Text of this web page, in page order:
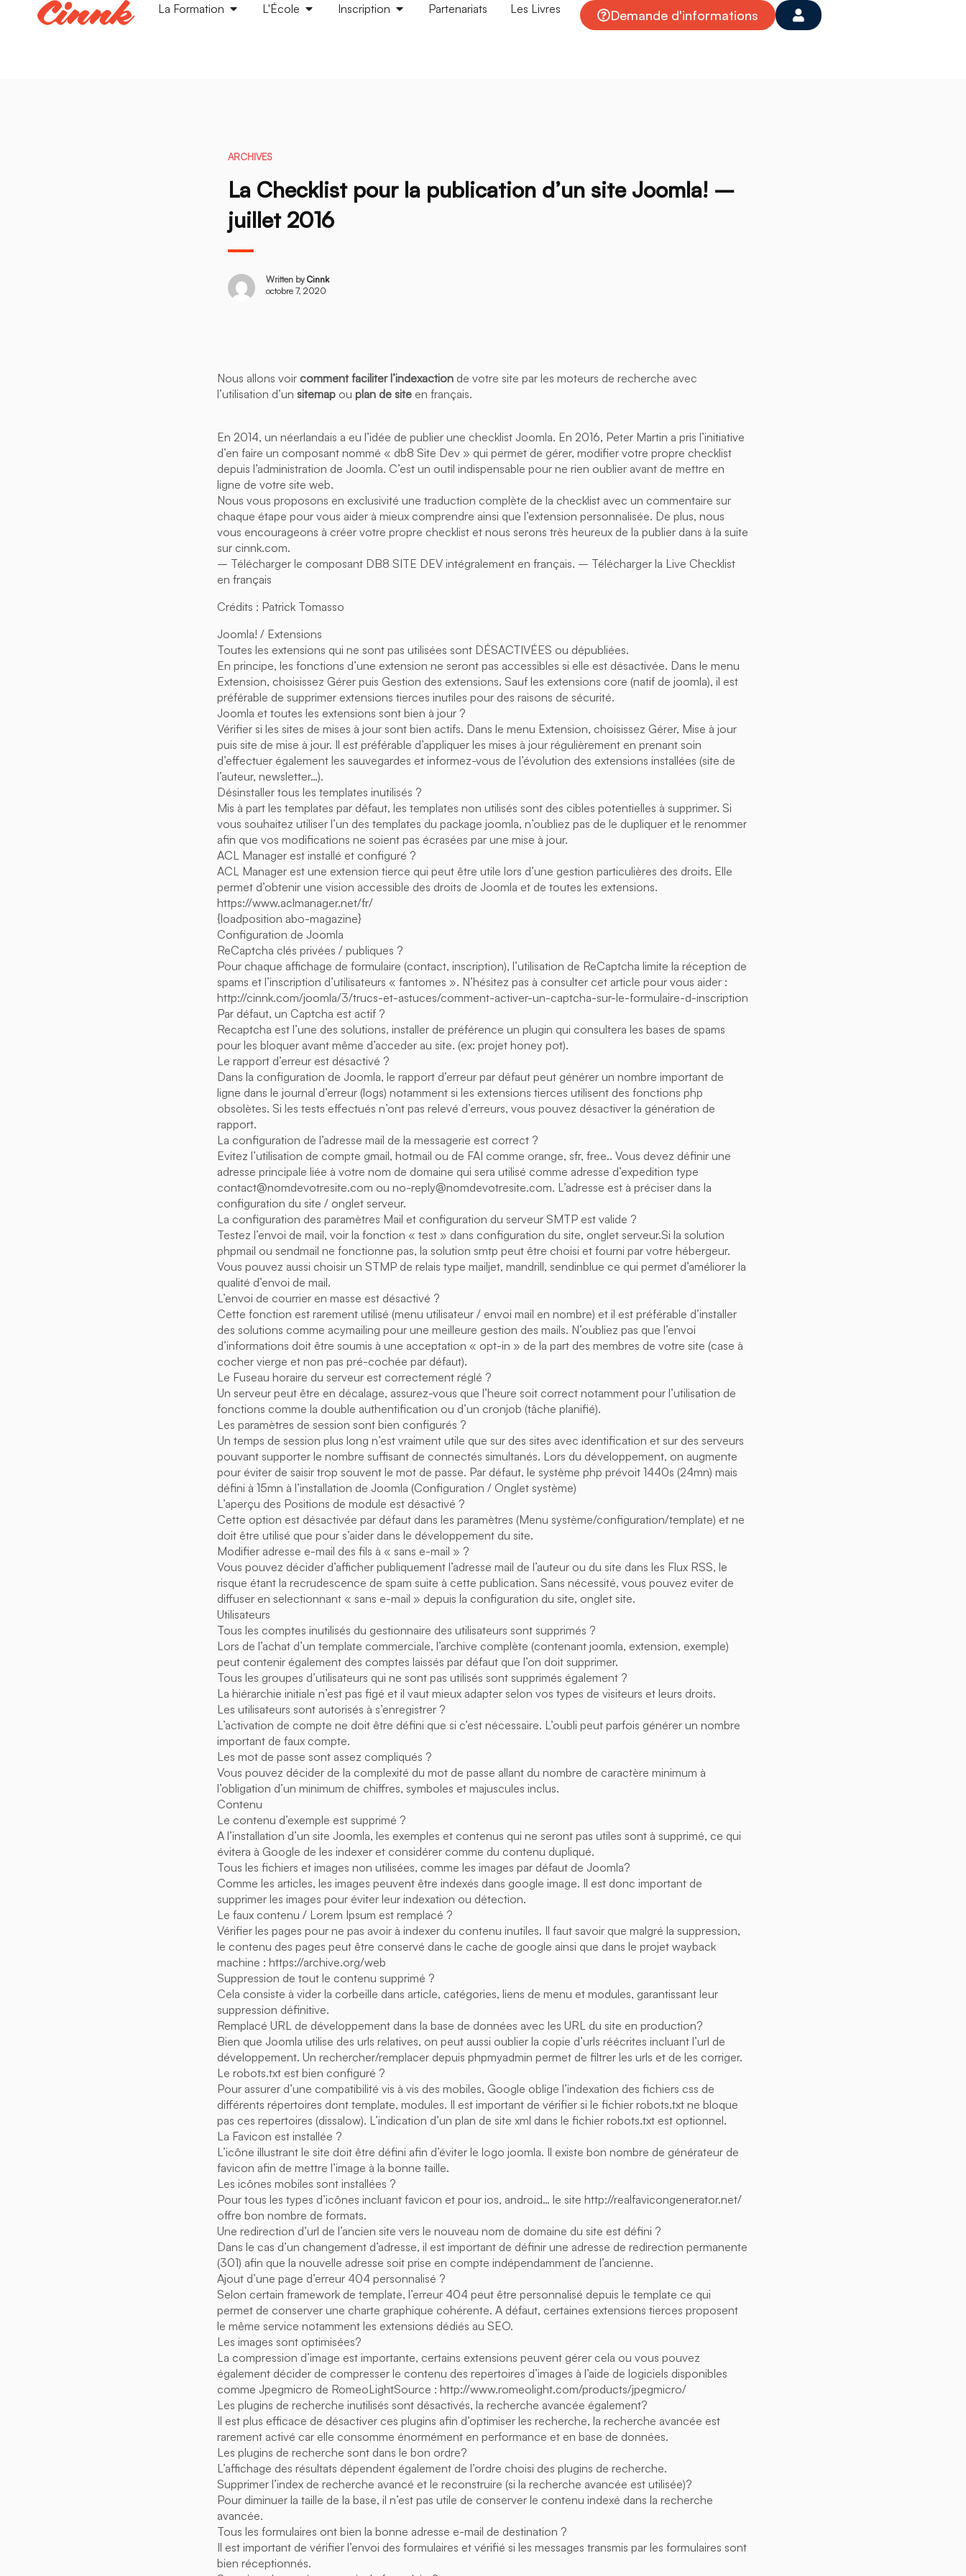
La Formation L'École Inscription Partenariats Les Livres Demande d'informations
ARCHIVES
La Checklist pour la publication d’un site Joomla! –
juillet 2016
Written by Cinnk
octobre 7, 2020
Nous allons voir comment faciliter l’indexaction de votre site par les moteurs de recherche avec
l’utilisation d’un sitemap ou plan de site en français.
En 2014, un néerlandais a eu l’idée de publier une checklist Joomla. En 2016, Peter Martin a pris l’initiative
d’en faire un composant nommé « db8 Site Dev » qui permet de gérer, modifier votre propre checklist
depuis l’administration de Joomla. C’est un outil indispensable pour ne rien oublier avant de mettre en
ligne de votre site web.
Nous vous proposons en exclusivité une traduction complète de la checklist avec un commentaire sur
chaque étape pour vous aider à mieux comprendre ainsi que l’extension personnalisée. De plus, nous
vous encourageons à créer votre propre checklist et nous serons très heureux de la publier dans à la suite
sur cinnk.com.
– Télécharger le composant DB8 SITE DEV intégralement en français. – Télécharger la Live Checklist
en français
Crédits : Patrick Tomasso
Joomla! / Extensions
Toutes les extensions qui ne sont pas utilisées sont DÉSACTIVÉES ou dépubliées.
En principe, les fonctions d’une extension ne seront pas accessibles si elle est désactivée. Dans le menu
Extension, choisissez Gérer puis Gestion des extensions. Sauf les extensions core (natif de joomla), il est
préférable de supprimer extensions tierces inutiles pour des raisons de sécurité.
Joomla et toutes les extensions sont bien à jour ?
Vérifier si les sites de mises à jour sont bien actifs. Dans le menu Extension, choisissez Gérer, Mise à jour
puis site de mise à jour. Il est préférable d’appliquer les mises à jour régulièrement en prenant soin
d’effectuer également les sauvegardes et informez-vous de l’évolution des extensions installées (site de
l’auteur, newsletter…).
Désinstaller tous les templates inutilisés ?
Mis à part les templates par défaut, les templates non utilisés sont des cibles potentielles à supprimer. Si
vous souhaitez utiliser l’un des templates du package joomla, n’oubliez pas de le dupliquer et le renommer
afin que vos modifications ne soient pas écrasées par une mise à jour.
ACL Manager est installé et configuré ?
ACL Manager est une extension tierce qui peut être utile lors d’une gestion particulières des droits. Elle
permet d’obtenir une vision accessible des droits de Joomla et de toutes les extensions.
https://www.aclmanager.net/fr/
{loadposition abo-magazine}
Configuration de Joomla
ReCaptcha clés privées / publiques ?
Pour chaque affichage de formulaire (contact, inscription), l’utilisation de ReCaptcha limite la réception de
spams et l’inscription d’utilisateurs « fantomes ». N’hésitez pas à consulter cet article pour vous aider :
http://cinnk.com/joomla/3/trucs-et-astuces/comment-activer-un-captcha-sur-le-formulaire-d-inscription
Par défaut, un Captcha est actif ?
Recaptcha est l’une des solutions, installer de préférence un plugin qui consultera les bases de spams
pour les bloquer avant même d’acceder au site. (ex: projet honey pot).
Le rapport d’erreur est désactivé ?
Dans la configuration de Joomla, le rapport d’erreur par défaut peut générer un nombre important de
ligne dans le journal d’erreur (logs) notamment si les extensions tierces utilisent des fonctions php
obsolètes. Si les tests effectués n’ont pas relevé d’erreurs, vous pouvez désactiver la génération de
rapport.
La configuration de l’adresse mail de la messagerie est correct ?
Evitez l’utilisation de compte gmail, hotmail ou de FAI comme orange, sfr, free.. Vous devez définir une
adresse principale liée à votre nom de domaine qui sera utilisé comme adresse d’expedition type
contact@nomdevotresite.com ou no-reply@nomdevotresite.com. L’adresse est à préciser dans la
configuration du site / onglet serveur.
La configuration des paramètres Mail et configuration du serveur SMTP est valide ?
Testez l’envoi de mail, voir la fonction « test » dans configuration du site, onglet serveur.Si la solution
phpmail ou sendmail ne fonctionne pas, la solution smtp peut être choisi et fourni par votre hébergeur.
Vous pouvez aussi choisir un STMP de relais type mailjet, mandrill, sendinblue ce qui permet d’améliorer la
qualité d’envoi de mail.
L’envoi de courrier en masse est désactivé ?
Cette fonction est rarement utilisé (menu utilisateur / envoi mail en nombre) et il est préférable d’installer
des solutions comme acymailing pour une meilleure gestion des mails. N’oubliez pas que l’envoi
d’informations doit être soumis à une acceptation « opt-in » de la part des membres de votre site (case à
cocher vierge et non pas pré-cochée par défaut).
Le Fuseau horaire du serveur est correctement réglé ?
Un serveur peut être en décalage, assurez-vous que l’heure soit correct notamment pour l’utilisation de
fonctions comme la double authentification ou d’un cronjob (tâche planifié).
Les paramètres de session sont bien configurés ?
Un temps de session plus long n’est vraiment utile que sur des sites avec identification et sur des serveurs
pouvant supporter le nombre suffisant de connectés simultanés. Lors du développement, on augmente
pour éviter de saisir trop souvent le mot de passe. Par défaut, le système php prévoit 1440s (24mn) mais
défini à 15mn à l’installation de Joomla (Configuration / Onglet système)
L’aperçu des Positions de module est désactivé ?
Cette option est désactivée par défaut dans les paramètres (Menu système/configuration/template) et ne
doit être utilisé que pour s’aider dans le développement du site.
Modifier adresse e-mail des fils à « sans e-mail » ?
Vous pouvez décider d’afficher publiquement l’adresse mail de l’auteur ou du site dans les Flux RSS, le
risque étant la recrudescence de spam suite à cette publication. Sans nécessité, vous pouvez eviter de
diffuser en selectionnant « sans e-mail » depuis la configuration du site, onglet site.
Utilisateurs
Tous les comptes inutilisés du gestionnaire des utilisateurs sont supprimés ?
Lors de l’achat d’un template commerciale, l’archive complète (contenant joomla, extension, exemple)
peut contenir également des comptes laissés par défaut que l’on doit supprimer.
Tous les groupes d’utilisateurs qui ne sont pas utilisés sont supprimés également ?
La hiérarchie initiale n’est pas figé et il vaut mieux adapter selon vos types de visiteurs et leurs droits.
Les utilisateurs sont autorisés à s’enregistrer ?
L’activation de compte ne doit être défini que si c’est nécessaire. L’oubli peut parfois générer un nombre
important de faux compte.
Les mot de passe sont assez compliqués ?
Vous pouvez décider de la complexité du mot de passe allant du nombre de caractère minimum à
l’obligation d’un minimum de chiffres, symboles et majuscules inclus.
Contenu
Le contenu d’exemple est supprimé ?
A l’installation d’un site Joomla, les exemples et contenus qui ne seront pas utiles sont à supprimé, ce qui
évitera à Google de les indexer et considérer comme du contenu dupliqué.
Tous les fichiers et images non utilisées, comme les images par défaut de Joomla?
Comme les articles, les images peuvent être indexés dans google image. Il est donc important de
supprimer les images pour éviter leur indexation ou détection.
Le faux contenu / Lorem Ipsum est remplacé ?
Vérifier les pages pour ne pas avoir à indexer du contenu inutiles. Il faut savoir que malgré la suppression,
le contenu des pages peut être conservé dans le cache de google ainsi que dans le projet wayback
machine : https://archive.org/web
Suppression de tout le contenu supprimé ?
Cela consiste à vider la corbeille dans article, catégories, liens de menu et modules, garantissant leur
suppression définitive.
Remplacé URL de développement dans la base de données avec les URL du site en production?
Bien que Joomla utilise des urls relatives, on peut aussi oublier la copie d’urls réécrites incluant l’url de
développement. Un rechercher/remplacer depuis phpmyadmin permet de filtrer les urls et de les corriger.
Le robots.txt est bien configuré ?
Pour assurer d’une compatibilité vis à vis des mobiles, Google oblige l’indexation des fichiers css de
différents répertoires dont template, modules. Il est important de vérifier si le fichier robots.txt ne bloque
pas ces repertoires (dissalow). L’indication d’un plan de site xml dans le fichier robots.txt est optionnel.
La Favicon est installée ?
L’icône illustrant le site doit être défini afin d’éviter le logo joomla. Il existe bon nombre de générateur de
favicon afin de mettre l’image à la bonne taille.
Les icônes mobiles sont installées ?
Pour tous les types d’icônes incluant favicon et pour ios, android… le site http://realfavicongenerator.net/
offre bon nombre de formats.
Une redirection d’url de l’ancien site vers le nouveau nom de domaine du site est défini ?
Dans le cas d’un changement d’adresse, il est important de définir une adresse de redirection permanente
(301) afin que la nouvelle adresse soit prise en compte indépendamment de l’ancienne.
Ajout d’une page d’erreur 404 personnalisé ?
Selon certain framework de template, l’erreur 404 peut être personnalisé depuis le template ce qui
permet de conserver une charte graphique cohérente. A défaut, certaines extensions tierces proposent
le même service notamment les extensions dédiés au SEO.
Les images sont optimisées?
La compression d’image est importante, certains extensions peuvent gérer cela ou vous pouvez
également décider de compresser le contenu des repertoires d’images à l’aide de logiciels disponibles
comme Jpegmicro de RomeoLightSource : http://www.romeolight.com/products/jpegmicro/
Les plugins de recherche inutilisés sont désactivés, la recherche avancée également?
Il est plus efficace de désactiver ces plugins afin d’optimiser les recherche, la recherche avancée est
rarement activé car elle consomme énormément en performance et en base de données.
Les plugins de recherche sont dans le bon ordre?
L’affichage des résultats dépendent également de l’ordre choisi des plugins de recherche.
Supprimer l’index de recherche avancé et le reconstruire (si la recherche avancée est utilisée)?
Pour diminuer la taille de la base, il n’est pas utile de conserver le contenu indexé dans la recherche
avancée.
Tous les formulaires ont bien la bonne adresse e-mail de destination ?
Il est important de vérifier l’envoi des formulaires et vérifié si les messages transmis par les formulaires sont
bien réceptionnés.